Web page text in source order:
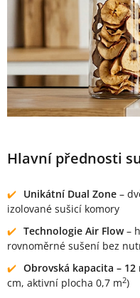
Hlavní přednosti
Unikátní Dual Zone –
izolované sušicí komory
Technologie Air Flow–
rovnoměrné sušení bez
Obrovská kapacita –
cm, aktivní plocha 0,7 m2)